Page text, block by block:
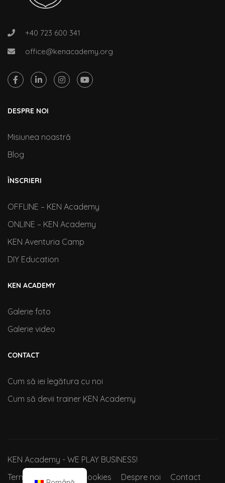
+40 723 600 341
office@kenacademy.org
DESPRE NOI
Misiunea noastră
Blog
ÎNSCRIERI
OFFLINE – KEN Academy
ONLINE – KEN Academy
KEN Aventuria Camp
DIY Education
KEN ACADEMY
Galerie foto
Galerie video
CONTACT
Cum să iei legătura cu noi
Cum să devii trainer KEN Academy
KEN Academy - WE PLAY BUSINESS!
Termeni si conditii
Cookies Despre noi Contact